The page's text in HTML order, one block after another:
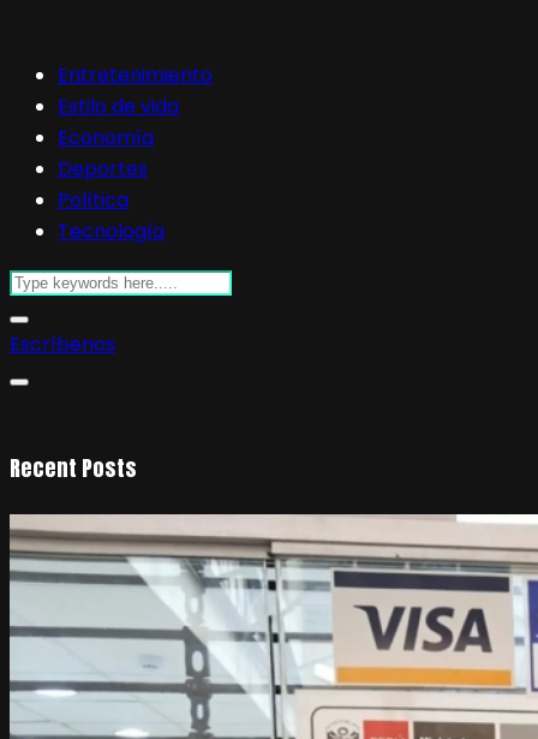
Entretenimiento
Estilo de vida
Economía
Deportes
Política
Tecnología
Escríbenos
Recent Posts